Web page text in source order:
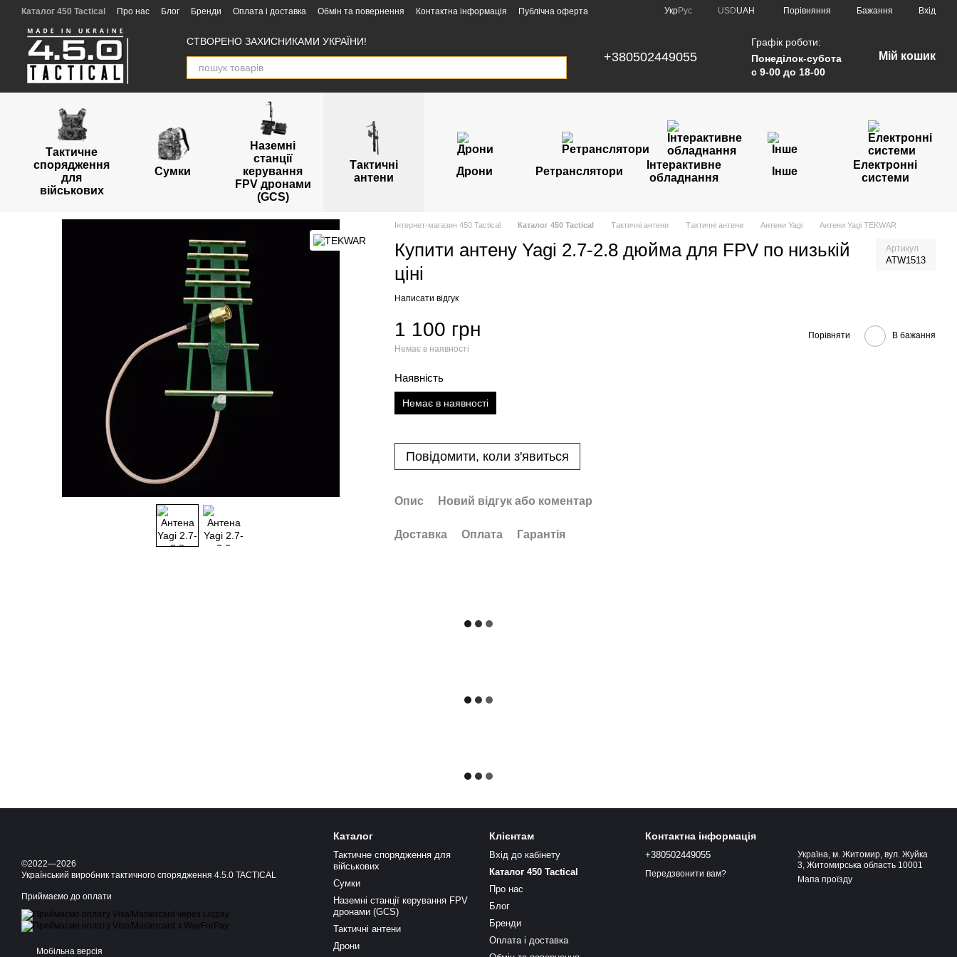
Перейти к основному контенту
Каталог 450 Tactical Про нас Блог Бренди Оплата і доставка Обмін та повернення Контактна інформація
Публічна оферта
УкрРус USDUAH Порівняння Бажання Вхід
СТВОРЕНО ЗАХИСНИКАМИ УКРАЇНИ!
+380502449055
Графік роботи:
Понеділок-субота
с 9-00 до 18-00
Мій кошик
Тактичне
спорядження
для
військових
Сумки
Наземні
станції
керування
FPV дронами
(GCS)
Тактичні
антени
Дрони Ретранслятори
Інтерактивне
обладнання
Інше
Електронні
системи
Інтернет-магазин 450 Tactical Каталог 450 Tactical Тактичні антени Тактичні антени Антени Yagi Антени Yagi TEKWAR
Купити антену Yagi 2.7-2.8 дюйма для FPV по низькій
ціні
Артикул
ATW1513
Написати відгук
1 100 грн
Немає в наявності
Порівняти В бажання
Наявність
Немає в наявності
Повідомити, коли з'явиться
Опис Новий відгук або коментар
Доставка Оплата Гарантія
©2022—2026
Український виробник тактичного спорядження 4.5.0 TACTICAL
Приймаємо до оплати
Мобільна версія
Каталог
Тактичне спорядження для
військових
Сумки
Наземні станції керування FPV
дронами (GCS)
Тактичні антени
Дрони
Клієнтам
Вхід до кабінету
Каталог 450 Tactical
Про нас
Блог
Бренди
Оплата і доставка
Контактна інформація
+380502449055
Передзвонити вам?
Україна, м. Житомир, вул. Жуйка
3, Житомирська область 10001
Мапа проїзду